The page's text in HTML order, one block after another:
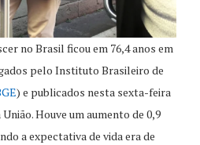
no Brasil ficou em 76,4 anos em
pelo Instituto Brasileiro de
) e publicados nesta sexta-feira
Houve um aumento de 0,9
a expectativa de vida era de